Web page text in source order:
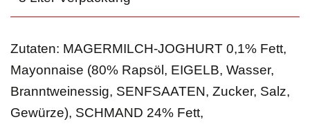
Zutaten: MAGERMILCH-JOGHURT 0,1% Fett,
Mayonnaise (80% Rapsöl, EIGELB, Wasser,
Branntweinessig, SENFSAATEN, Zucker, Salz,
Gewürze), SCHMAND 24% Fett,